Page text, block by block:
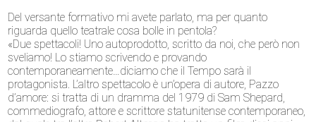
Del versante formativo mi avete parlato, ma per quanto
riguarda quello teatrale cosa bolle in pentola?
«Due spettacoli! Uno autoprodotto, scritto da noi, che però non
sveliamo! Lo stiamo scrivendo e provando
contemporaneamente…diciamo che il Tempo sarà il
protagonista. L’altro spettacolo è un’opera di autore, Pazzo
d’amore: si tratta di un dramma del 1979 di Sam Shepard,
commediografo, attore e scrittore statunitense contemporaneo,